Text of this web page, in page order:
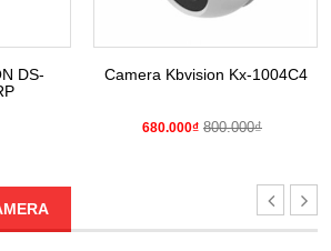
DS-
Camera Kbvision Kx-1004C4
680.000₫ 800.000₫